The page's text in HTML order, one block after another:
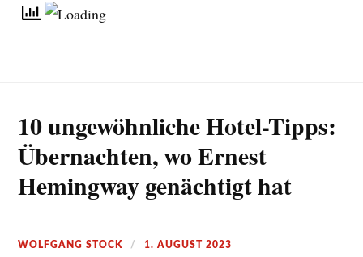
10 ungewöhnliche Hotel-Tipps:
Übernachten, wo Ernest
Hemingway genächtigt hat
WOLFGANG STOCK 1. AUGUST 2023